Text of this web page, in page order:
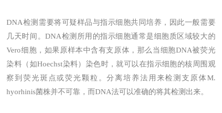
DNA检测需要将可疑样品与指示细胞共同培养，因此一般需要
几天时间。DNA检测所用的指示细胞通常是细胞质区域较大的
Vero细胞，如果原样本中含有支原体，那么当细胞DNA被荧光
染料（如Hoechst染料）染色时，就可以在指示细胞的核周围观
察到荧光斑点或荧光颗粒。分离培养法用来检测支原体M.
hyorhinis菌株并不可靠，而DNA法可以准确的将其检测出来。